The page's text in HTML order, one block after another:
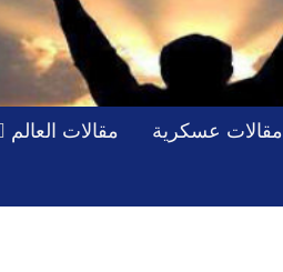
مقالات عسكرية مقالات العالم